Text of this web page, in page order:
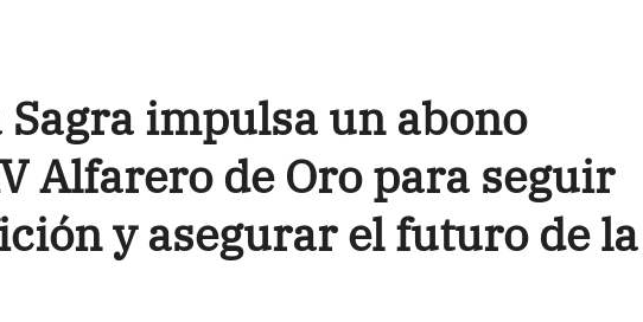
Sagra impulsa un abono
Alfarero de Oro para seguir
y asegurar el futuro de la